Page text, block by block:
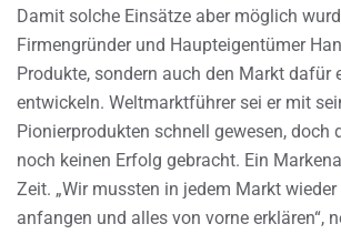
Damit solche Einsätze aber möglich
Firmengründer und Haupteigentümer
Produkte, sondern auch den Markt dafür
entwickeln. Weltmarktführer sei er mit
Pionierprodukten schnell gewesen, doch
noch keinen Erfolg gebracht. Ein
Zeit. „Wir mussten in jedem Markt
anfangen und alles von vorne erklären“,